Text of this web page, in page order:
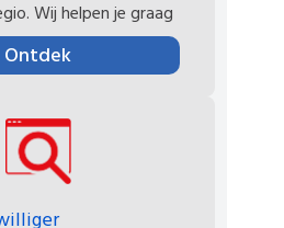
Wij helpen je graag
Ontdek